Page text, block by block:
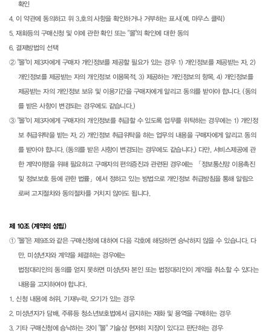
확인
4. 이 약관에 동의하고 위 3.호의 사항을 확인하거나 거부하는 표시(예, 마우스 클릭)
5. 재화등의 구매신청 및 이에 관한 확인 또는 "몰"의 확인에 대한 동의
6. 결제방법의 선택
② "몰"이 제3자에게 구매자 개인정보를 제공할 필요가 있는 경우 1) 개인정보를 제공받는 자, 2)
개인정보를 제공받는 자의 개인정보 이용목적, 3) 제공하는 개인정보의 항목, 4) 개인정보를
제공받는 자의 개인정보 보유 및 이용기간을 구매자에게 알리고 동의를 받아야 합니다. (동의
를 받은 사항이 변경되는 경우에도 같습니다.)
③ "몰"이 제3자에게 구매자의 개인정보를 취급할 수 있도록 업무를 위탁하는 경우에는 1) 개인정
보 취급위탁을 받는 자, 2) 개인정보 취급위탁을 하는 업무의 내용을 구매자에게 알리고 동의
를 받아야 합니다. (동의를 받은 사항이 변경되는 경우에도 같습니다.) 다만, 서비스제공에 관
한 계약이행을 위해 필요하고 구매자의 편의증진과 관련된 경우에는 「정보통신망 이용촉진
및 정보보호 등에 관한 법률」에서 정하고 있는 방법으로 개인정보 취급방침을 통해 알림으
로써 고지절차와 동의절차를 거치지 않아도 됩니다.
제 10조 (계약의 성립)
① "몰"은 제9조와 같은 구매신청에 대하여 다음 각호에 해당하면 승낙하지 않을 수 있습니다. 다
만, 미성년자와 계약을 체결하는 경우에는
법정대리인의 동의를 얻지 못하면 미성년자 본인 또는 법정대리인이 계약을 취소할 수 있다는
내용을 고지하여야 합니다.
1. 신청 내용에 허위, 기재누락, 오기가 있는 경우
2. 미성년자가 담배, 주류등 청소년보호법에서 금지하는 재화 및 용역을 구매하는 경우
3. 기타 구매신청에 승낙하는 것이 "몰" 기술상 현저히 지장이 있다고 판단하는 경우